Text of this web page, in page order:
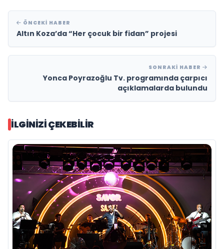
ÖNCEKI HABER
Altın Koza’da “Her çocuk bir fidan” projesi
SONRAKI HABER
Yonca Poyrazoğlu Tv. programında çarpıcı
açıklamalarda bulundu
İLGINIZI ÇEKEBILIR